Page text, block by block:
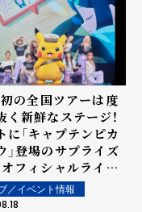
の全国ツアーは度
く新鮮なステージ！
に「キャプテンピカ
」登場のサプライズ
オフィシャルライブ
ト＞
／イベント情報